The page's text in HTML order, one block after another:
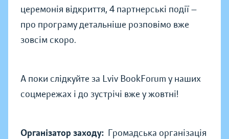
церемонія відкриття, 4 партнерські події —
про програму детальніше розповімо вже
зовсім скоро.
А поки слідкуйте за Lviv BookForum у наших
соцмережах і до зустрічі вже у жовтні!
Організатор заходу: Громадська організація